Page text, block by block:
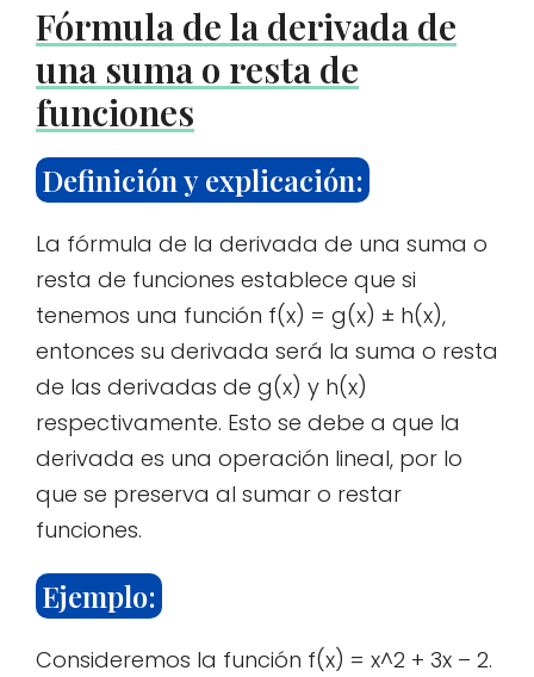
Fórmula de la derivada de
una suma o resta de
funciones
Definición y explicación:
La fórmula de la derivada de una suma o
resta de funciones establece que si
tenemos una función f(x) = g(x) ± h(x),
entonces su derivada será la suma o resta
de las derivadas de g(x) y h(x)
respectivamente. Esto se debe a que la
derivada es una operación lineal, por lo
que se preserva al sumar o restar
funciones.
Ejemplo:
Consideremos la función f(x) = x^2 + 3x – 2.